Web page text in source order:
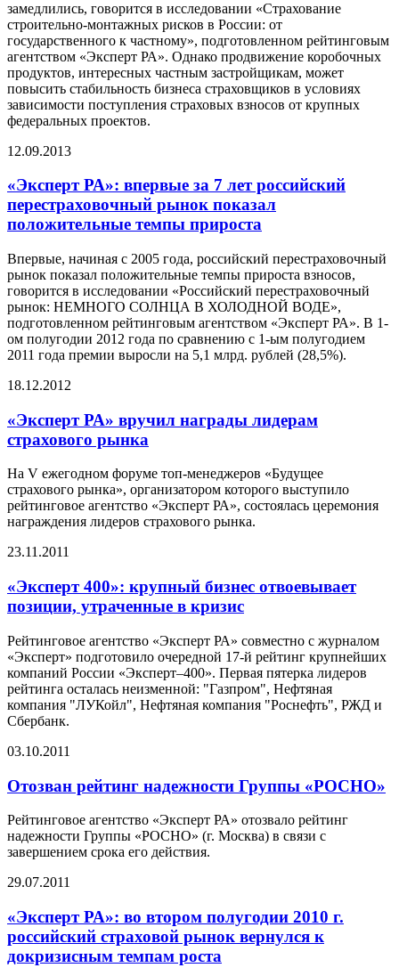
замедлились, говорится в исследовании «Страхование
строительно-монтажных рисков в России: от
государственного к частному», подготовленном рейтинговым
агентством «Эксперт РА». Однако продвижение коробочных
продуктов, интересных частным застройщикам, может
повысить стабильность бизнеса страховщиков в условиях
зависимости поступления страховых взносов от крупных
федеральных проектов.
12.09.2013
«Эксперт РА»: впервые за 7 лет российский
перестраховочный рынок показал
положительные темпы прироста
Впервые, начиная с 2005 года, российский перестраховочный
рынок показал положительные темпы прироста взносов,
говорится в исследовании «Российский перестраховочный
рынок: НЕМНОГО СОЛНЦА В ХОЛОДНОЙ ВОДЕ»,
подготовленном рейтинговым агентством «Эксперт РА». В 1-
ом полугодии 2012 года по сравнению с 1-ым полугодием
2011 года премии выросли на 5,1 млрд. рублей (28,5%).
18.12.2012
«Эксперт РА» вручил награды лидерам
страхового рынка
На V ежегодном форуме топ-менеджеров «Будущее
страхового рынка», организатором которого выступило
рейтинговое агентство «Эксперт РА», состоялась церемония
награждения лидеров страхового рынка.
23.11.2011
«Эксперт 400»: крупный бизнес отвоевывает
позиции, утраченные в кризис
Рейтинговое агентство «Эксперт РА» совместно с журналом
«Эксперт» подготовило очередной 17-й рейтинг крупнейших
компаний России «Эксперт–400». Первая пятерка лидеров
рейтинга осталась неизменной: "Газпром", Нефтяная
компания "ЛУКойл", Нефтяная компания "Роснефть", РЖД и
Сбербанк.
03.10.2011
Отозван рейтинг надежности Группы «РОСНО»
Рейтинговое агентство «Эксперт РА» отозвало рейтинг
надежности Группы «РОСНО» (г. Москва) в связи с
завершением срока его действия.
29.07.2011
«Эксперт РА»: во втором полугодии 2010 г.
российский страховой рынок вернулся к
докризисным темпам роста